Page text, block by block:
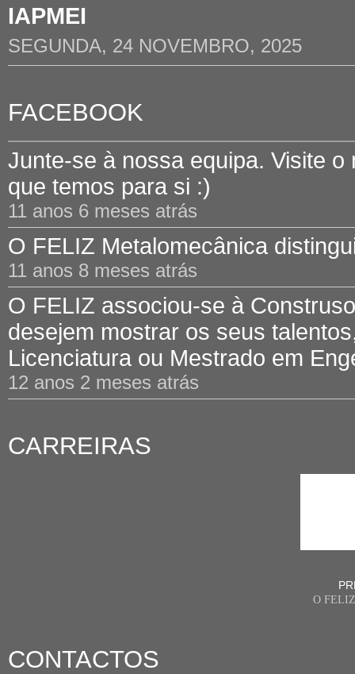
IAPMEI
SEGUNDA, 24 NOVEMBRO, 2025
FACEBOOK
Junte-se à nossa equipa. Visite
que temos para si :)
11 anos 6 meses atrás
O FELIZ Metalomecânica
11 anos 8 meses atrás
O FELIZ associou-se à
desejem mostrar os seus
Licenciatura ou Mestrado em
12 anos 2 meses atrás
CARREIRAS
O
CONTACTOS